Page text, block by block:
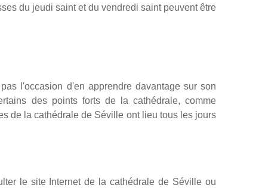
du jeudi saint et du vendredi saint peuvent être
l'occasion d'en apprendre davantage sur son
des points forts de la cathédrale, comme
de la cathédrale de Séville ont lieu tous les jours
le site Internet de la cathédrale de Séville ou